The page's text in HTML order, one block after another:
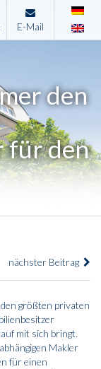
E-Mail
den
für den
nächster Beitrag
größten privaten
mit sich bringt.
Makler
für einen